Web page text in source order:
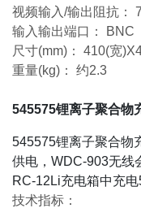
视频输入/输出阻抗：
输入输出端口： BNC
尺寸(mm)： 410(宽
重量(kg)： 约2.3
545575锂离子聚合物
545575锂离子聚合物
供电，WDC-903无线
RC-12Li充电箱中充电
技术指标：